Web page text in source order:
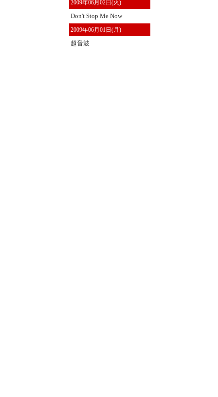
2009年06月02日(火)
Don't Stop Me Now
2009年06月01日(月)
超音波